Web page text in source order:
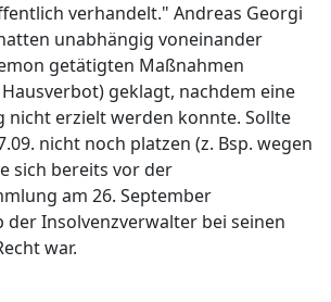
verhandelt." Andreas Georgi
unabhängig voneinander
getätigten Maßnahmen
geklagt, nachdem eine
nicht erzielt werden konnte. Sollte
nicht noch platzen (z. Bsp. wegen
sich bereits vor der
am 26. September
der Insolvenzverwalter bei seinen
war.